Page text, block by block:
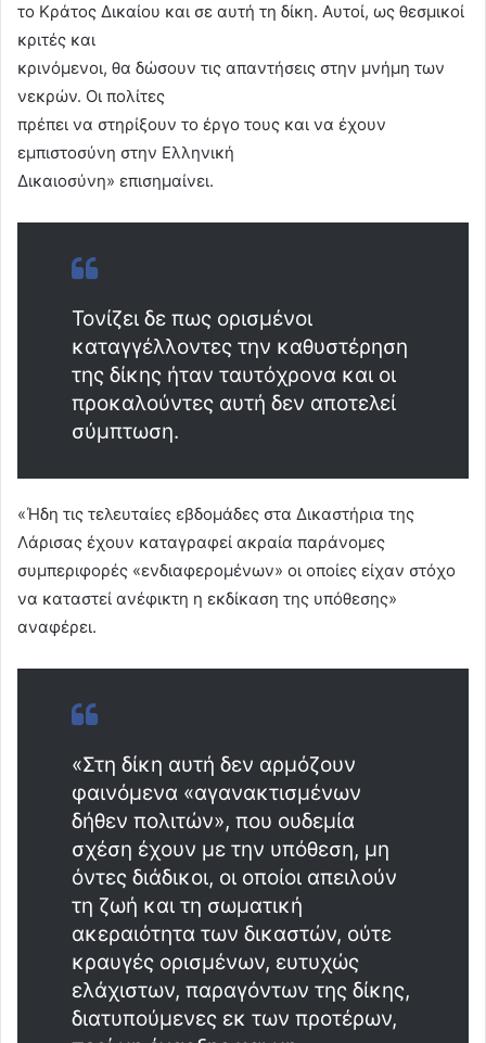
το Κράτος Δικαίου και σε αυτή τη δίκη. Αυτοί, ως θεσμικοί
κριτές και
κρινόμενοι, θα δώσουν τις απαντήσεις στην μνήμη των
νεκρών. Οι πολίτες
πρέπει να στηρίξουν το έργο τους και να έχουν
εμπιστοσύνη στην Ελληνική
Δικαιοσύνη» επισημαίνει.
Τονίζει δε πως ορισμένοι
καταγγέλλοντες την καθυστέρηση
της δίκης ήταν ταυτόχρονα και οι
προκαλούντες αυτή δεν αποτελεί
σύμπτωση.
«Ήδη τις τελευταίες εβδομάδες στα Δικαστήρια της
Λάρισας έχουν καταγραφεί ακραία παράνομες
συμπεριφορές «ενδιαφερομένων» οι οποίες είχαν στόχο
να καταστεί ανέφικτη η εκδίκαση της υπόθεσης»
αναφέρει.
«Στη δίκη αυτή δεν αρμόζουν
φαινόμενα «αγανακτισμένων
δήθεν πολιτών», που ουδεμία
σχέση έχουν με την υπόθεση, μη
όντες διάδικοι, οι οποίοι απειλούν
τη ζωή και τη σωματική
ακεραιότητα των δικαστών, ούτε
κραυγές ορισμένων, ευτυχώς
ελάχιστων, παραγόντων της δίκης,
διατυπούμενες εκ των προτέρων,